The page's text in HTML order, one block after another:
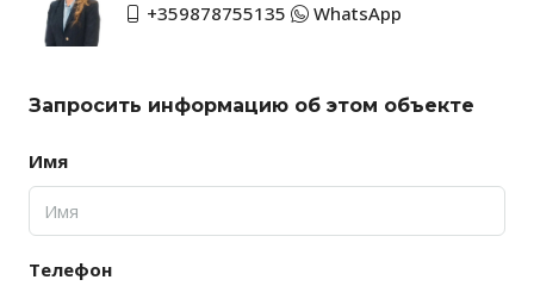
+359878755135
WhatsApp
Запросить информацию об этом объекте
Имя
Телефон